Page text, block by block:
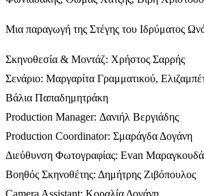
Μια παραγωγή της Στέγης του Ιδρύματος
Σκηνοθεσία & Μοντάζ: Χρήστος Σαρρής
Σενάριο: Μαργαρίτα Γραμματικού,
Βάλια Παπαδημητράκη
Production Manager: Δανιήλ Βεργιάδης
Production Coordinator: Σμαράγδα Δογάνη
Διεύθυνση Φωτογραφίας: Evan
Βοηθός Σκηνοθέτης: Δημήτρης Ζιβόπουλος